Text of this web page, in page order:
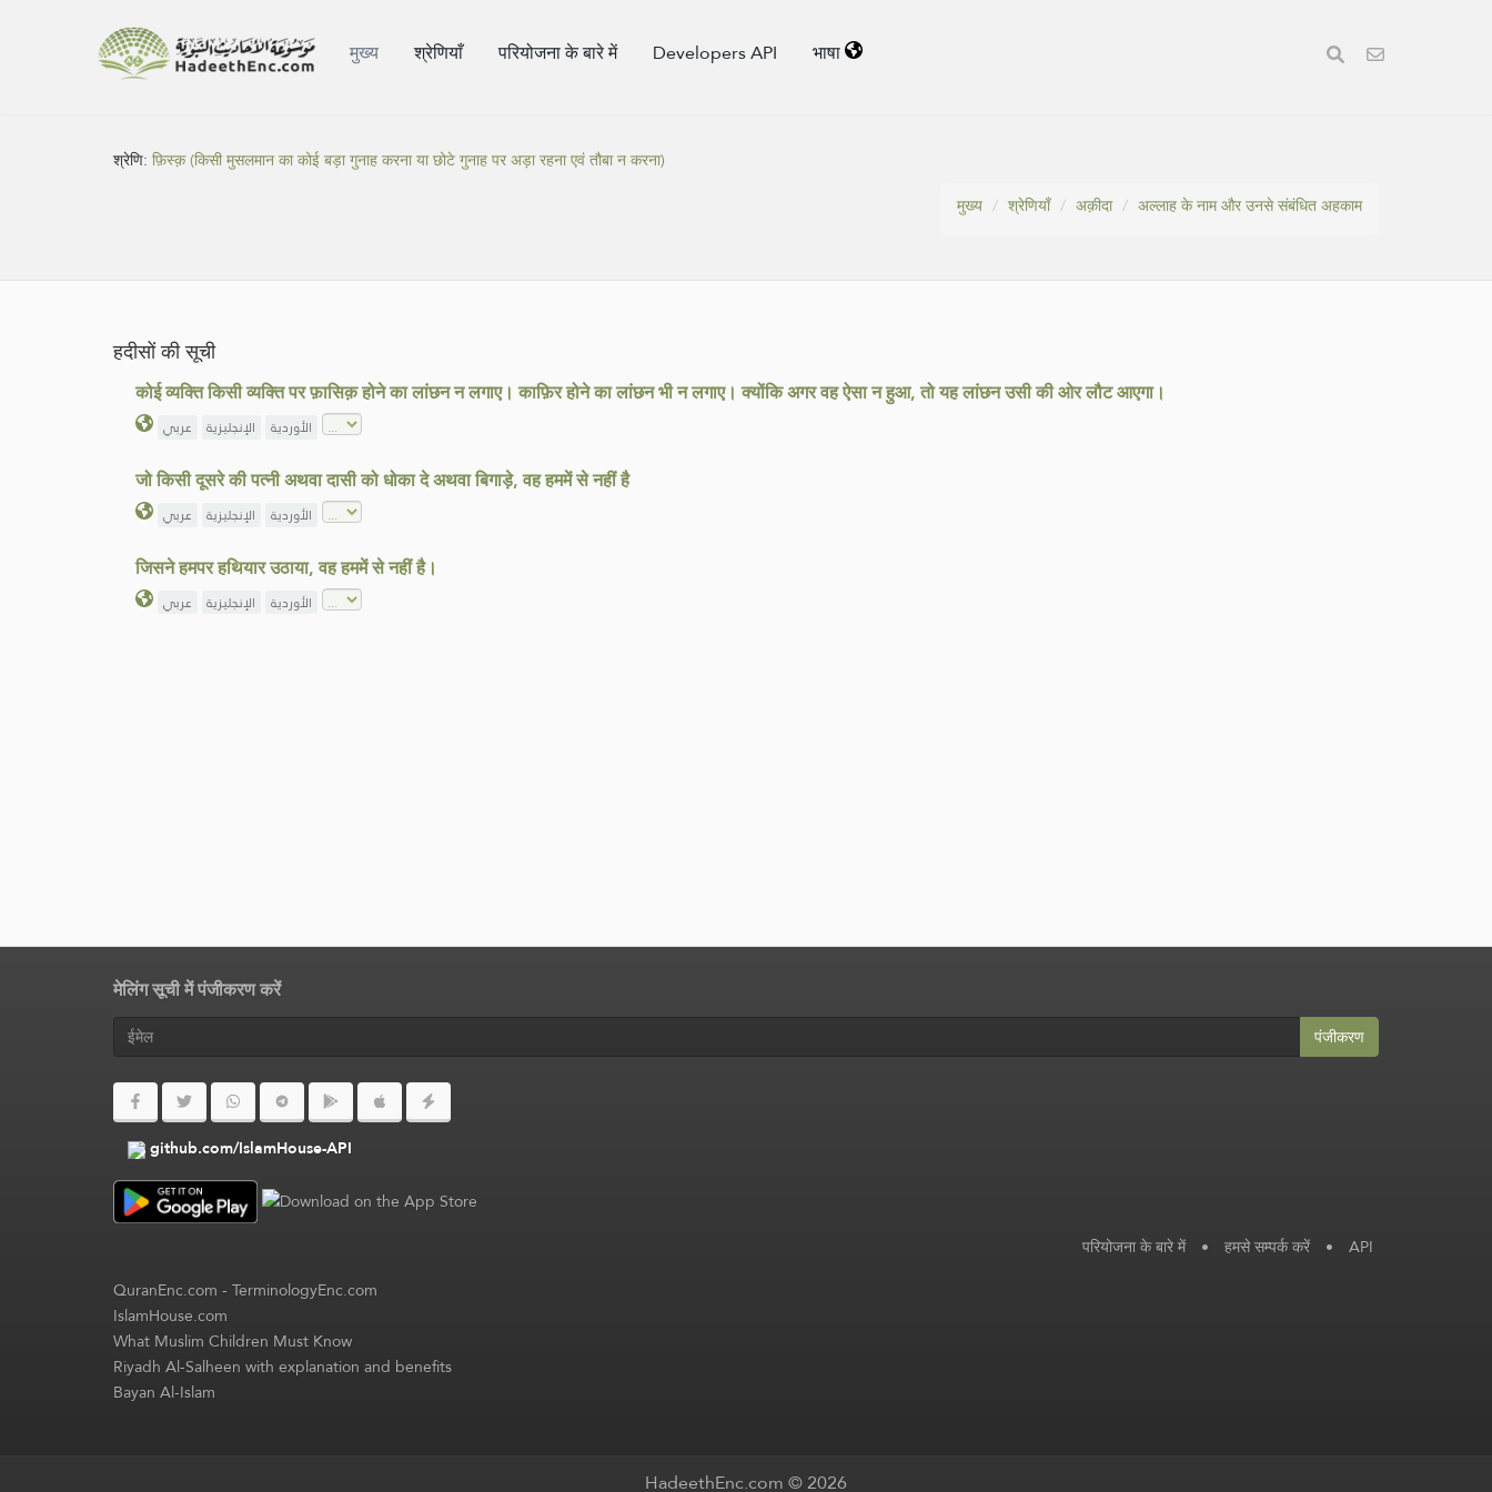
मुख्य श्रेणियाँ परियोजना के बारे में Developers API भाषा
श्रेणि:फ़िस्क़ (किसी मुसलमान का कोई बड़ा गुनाह करना या छोटे गुनाह पर अड़ा रहना एवं तौबा न करना)
मुख्य
श्रेणियाँ अक़ीदा अल्लाह के नाम और उनसे संबंधित अहकाम
हदीसों की सूची
कोई व्यक्ति किसी व्यक्ति पर फ़ासिक़ होने का लांछन न लगाए। काफ़िर होने का लांछन भी न लगाए। क्योंकि अगर वह ऐसा न हुआ, तो यह लांछन उसी की ओर लौट आएगा।
عربي الإنجليزية الأوردية
जो किसी दूसरे की पत्नी अथवा दासी को धोका दे अथवा बिगाड़े, वह हममें से नहीं है
عربي الإنجليزية الأوردية
जिसने हमपर हथियार उठाया, वह हममें से नहीं है।
عربي الإنجليزية الأوردية
मेलिंग सूची में पंजीकरण करें
पंजीकरण
github.com/IslamHouse-API
परियोजना के बारे में • हमसे सम्पर्क करें • API
QuranEnc.com-TerminologyEnc.com
IslamHouse.com
What Muslim Children Must Know
Riyadh Al-Salheen with explanation and benefits
Bayan Al-Islam
HadeethEnc.com © 2026